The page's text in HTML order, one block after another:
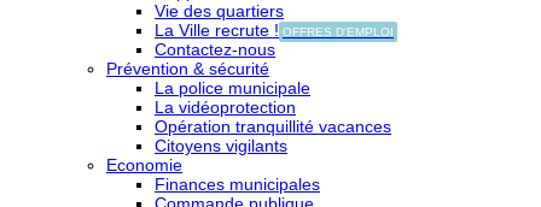
Vie des quartiers
La Ville recrute ! OFFRES D'EMPLOI
Contactez-nous
Prévention & sécurité
La police municipale
La vidéoprotection
Opération tranquillité vacances
Citoyens vigilants
Economie
Finances municipales